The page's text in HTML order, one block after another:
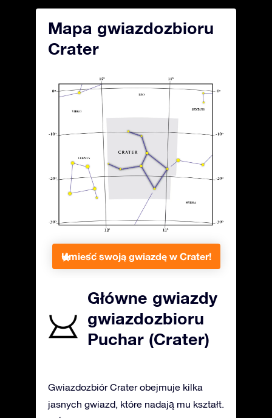
Mapa gwiazdozbioru
Crater
Umieść swoją gwiazdę w Crater!
Główne gwiazdy
gwiazdozbioru
Puchar (Crater)
Gwiazdozbiór Crater obejmuje kilka
jasnych gwiazd, które nadają mu kształt.